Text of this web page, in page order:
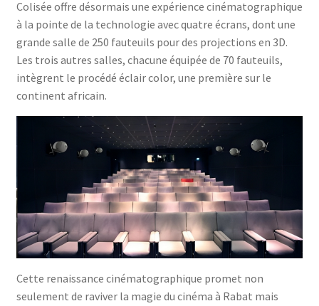
Colisée offre désormais une expérience cinématographique
à la pointe de la technologie avec quatre écrans, dont une
grande salle de 250 fauteuils pour des projections en 3D.
Les trois autres salles, chacune équipée de 70 fauteuils,
intègrent le procédé éclair color, une première sur le
continent africain.
Cette renaissance cinématographique promet non
seulement de raviver la magie du cinéma à Rabat mais